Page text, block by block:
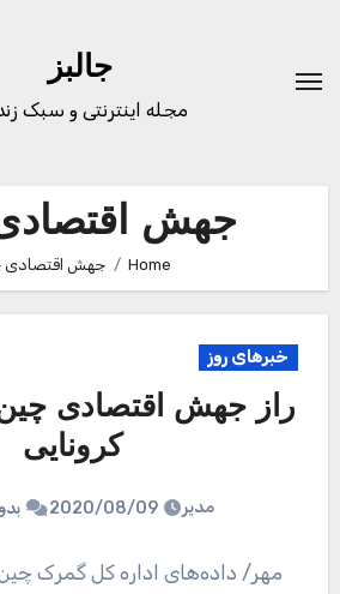
content
جالبز
مجله اینترنتی و سبک
جهش
Home جهش اقتصادی
خبرهای روز
راز جهش اقتصادی
کرونایی
مدیر 2020/08/09
مهر/ داده‌های اداره کل گمرک